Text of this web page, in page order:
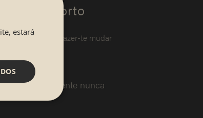
de conforto
que podem fazer-te mudar
provavelmente nunca
estará